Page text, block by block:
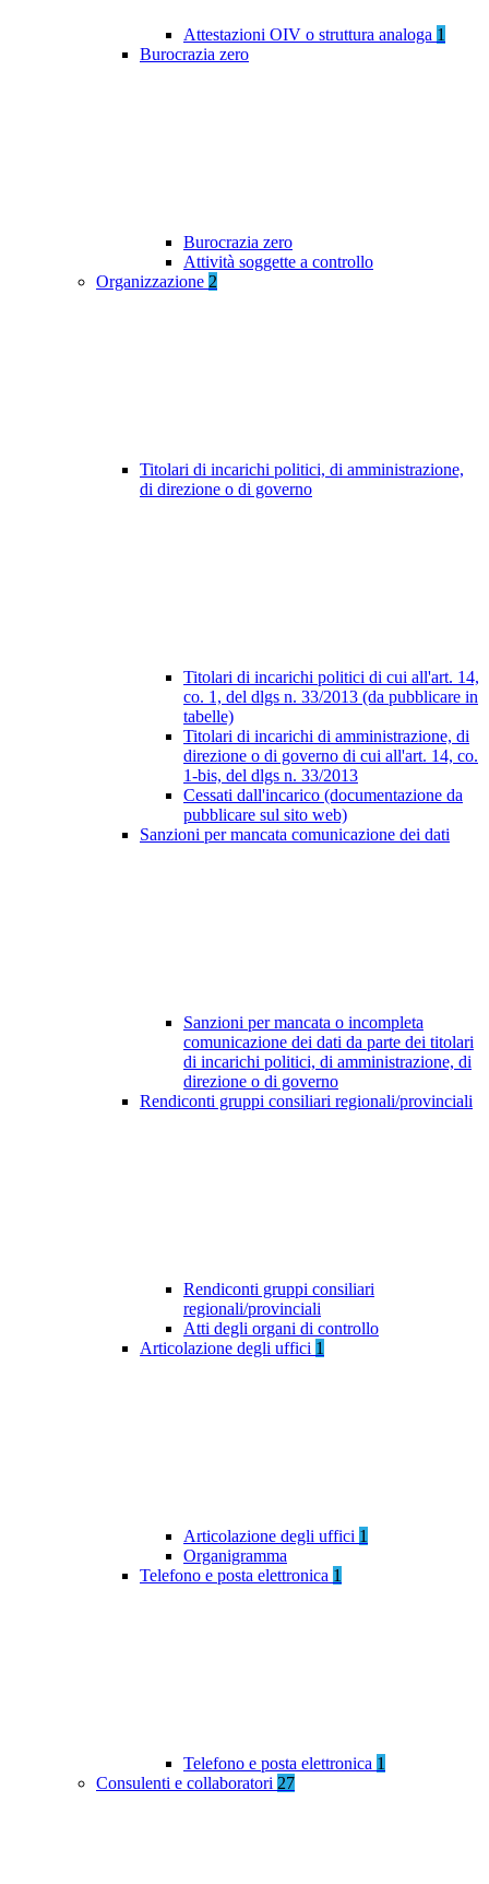
Attestazioni OIV o struttura analoga 1
Burocrazia zero
Burocrazia zero
Attività soggette a controllo
Organizzazione 2
Titolari di incarichi politici, di amministrazione,
di direzione o di governo
Titolari di incarichi politici di cui all'art. 14,
co. 1, del dlgs n. 33/2013 (da pubblicare in
tabelle)
Titolari di incarichi di amministrazione, di
direzione o di governo di cui all'art. 14, co.
1-bis, del dlgs n. 33/2013
Cessati dall'incarico (documentazione da
pubblicare sul sito web)
Sanzioni per mancata comunicazione dei dati
Sanzioni per mancata o incompleta
comunicazione dei dati da parte dei titolari
di incarichi politici, di amministrazione, di
direzione o di governo
Rendiconti gruppi consiliari regionali/provinciali
Rendiconti gruppi consiliari
regionali/provinciali
Atti degli organi di controllo
Articolazione degli uffici 1
Articolazione degli uffici 1
Organigramma
Telefono e posta elettronica 1
Telefono e posta elettronica 1
Consulenti e collaboratori 27